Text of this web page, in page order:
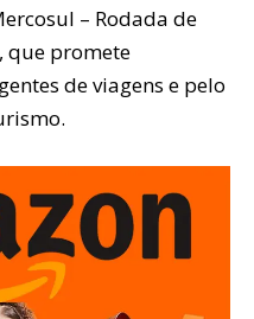
– Rodada de
que promete
de viagens e pelo